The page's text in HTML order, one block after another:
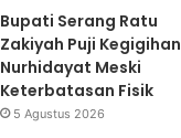
Bupati Serang Ratu
Zakiyah Puji Kegigihan
Nurhidayat Meski
Keterbatasan Fisik
5 Agustus 2026